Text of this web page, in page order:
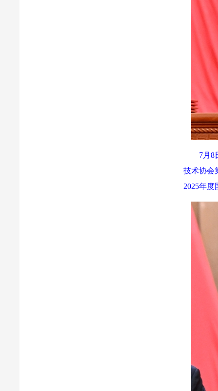
7月8
技术协会
2025年